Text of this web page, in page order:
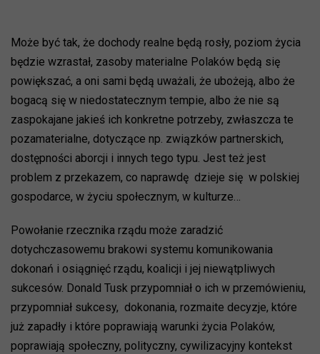
Może być tak, że dochody realne będą rosły, poziom życia
będzie wzrastał, zasoby materialne Polaków będą się
powiększać, a oni sami będą uważali, że ubożeją, albo że
bogacą się w niedostatecznym tempie, albo że nie są
zaspokajane jakieś ich konkretne potrzeby, zwłaszcza te
pozamaterialne, dotyczące np. związków partnerskich,
dostępności aborcji i innych tego typu. Jest też jest
problem z przekazem, co naprawdę dzieje się w polskiej
gospodarce, w życiu społecznym, w kulturze…
Powołanie rzecznika rządu może zaradzić
dotychczasowemu brakowi systemu komunikowania
dokonań i osiągnięć rządu, koalicji i jej niewątpliwych
sukcesów. Donald Tusk przypomniał o ich w przemówieniu,
przypomniał sukcesy, dokonania, rozmaite decyzje, które
już zapadły i które poprawiają warunki życia Polaków,
poprawiają społeczny, polityczny, cywilizacyjny kontekst